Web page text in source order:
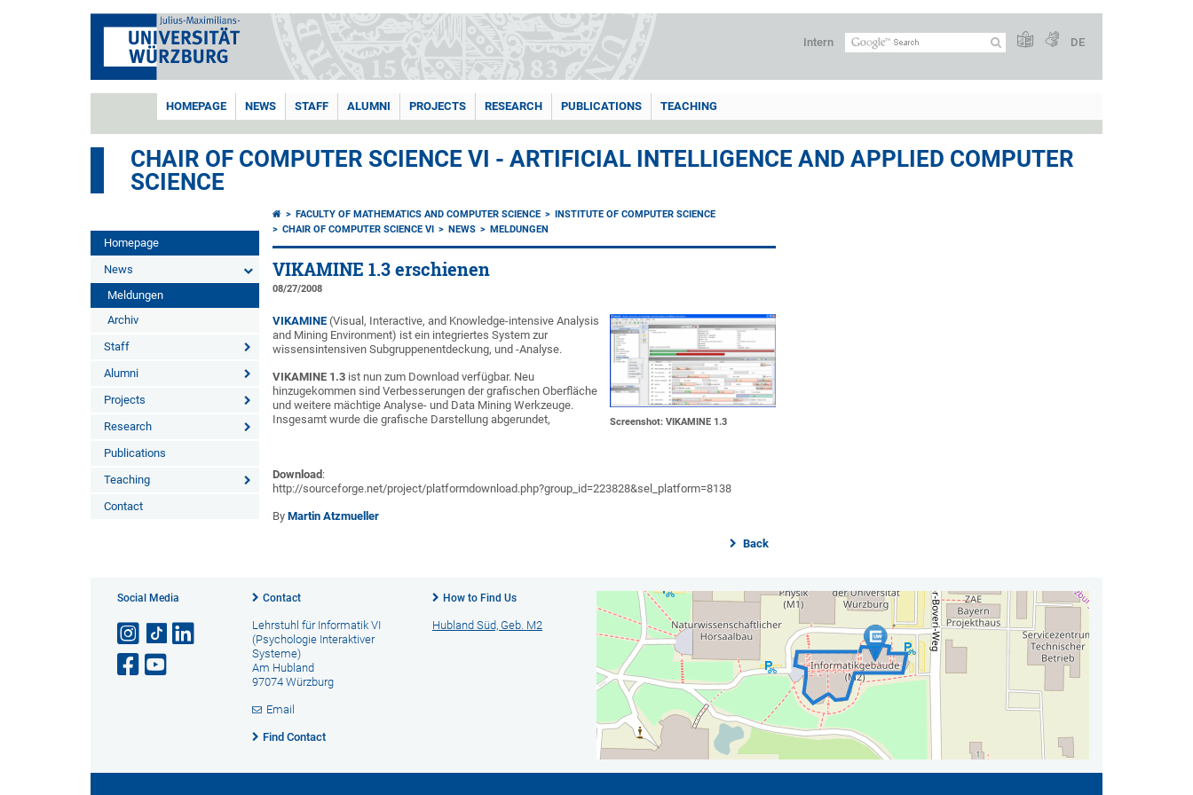
Intern DE
HOMEPAGE NEWS STAFF ALUMNI PROJECTS RESEARCH PUBLICATIONS TEACHING
CHAIR OF COMPUTER SCIENCE VI - ARTIFICIAL INTELLIGENCE AND APPLIED COMPUTER
SCIENCE
Homepage
News
Meldungen
Archiv
Staff
Alumni
Projects
Research
Publications
Teaching
Contact
FACULTY OF MATHEMATICS AND COMPUTER SCIENCE
INSTITUTE OF COMPUTER SCIENCE
CHAIR OF COMPUTER SCIENCE VI
NEWS MELDUNGEN
VIKAMINE 1.3 erschienen
08/27/2008
Screenshot: VIKAMINE 1.3
VIKAMINE (Visual, Interactive, and Knowledge-intensive Analysis
and Mining Environment) ist ein integriertes System zur
wissensintensiven Subgruppenentdeckung, und -Analyse.
VIKAMINE 1.3 ist nun zum Download verfügbar. Neu
hinzugekommen sind Verbesserungen der grafischen Oberfläche
und weitere mächtige Analyse- und Data Mining Werkzeuge.
Insgesamt wurde die grafische Darstellung abgerundet,
Download :
http://sourceforge.net/project/platformdownload.php?group_id=223828&sel_platform=8138
ByMartin Atzmueller
Back
Social Media Contact
Lehrstuhl für Informatik VI
(Psychologie Interaktiver
Systeme)
Am Hubland
97074 Würzburg
Email
Find Contact
How to Find Us
Hubland Süd, Geb. M2